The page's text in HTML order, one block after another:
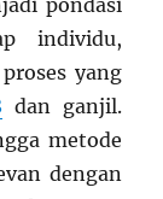
pondasi
individu,
yang
dan ganjil.
metode
dengan